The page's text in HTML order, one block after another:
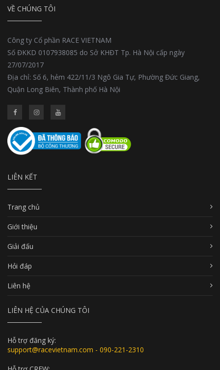
VỀ CHÚNG TÔI
Công ty Cổ phần RACE VIETNAM
Số ĐKKD 0107938085 do Sở KHĐT Tp. Hà Nội cấp ngày
27/07/2017
Địa chỉ: Số 6, hẻm 422/11/3 Ngô Gia Tự, Phường Đức Giang,
Quận Long Biên, Thành phố Hà Nội
LIÊN KẾT
Trang chủ
Giới thiệu
Giải đấu
Hỏi đáp
Liên hệ
LIÊN HỆ CỦA CHÚNG TÔI
Hỗ trợ đăng ký:
support@racevietnam.com - 090-221-2310